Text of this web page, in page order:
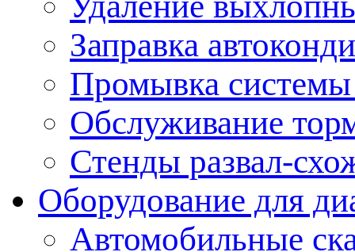
Заправка
Промывка
Обслуживание
Стенды развал-
Оборудование для
Автомобильные